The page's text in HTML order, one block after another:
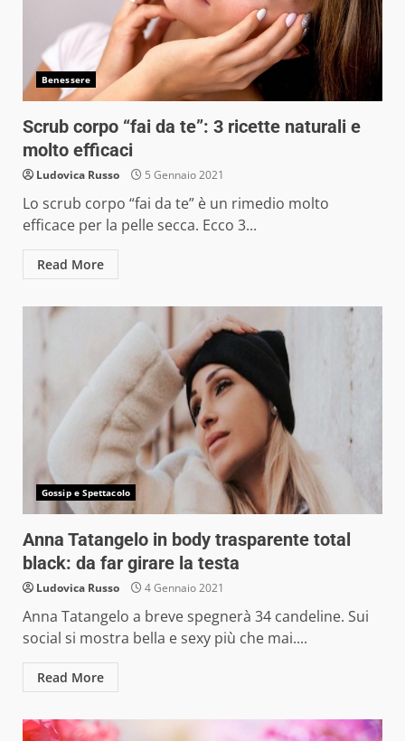
Benessere
Scrub corpo “fai da te”: 3 ricette naturali e
molto efficaci
Ludovica Russo 5 Gennaio 2021
Lo scrub corpo “fai da te” è un rimedio molto
efficace per la pelle secca. Ecco 3...
Read More
Gossip e Spettacolo
Anna Tatangelo in body trasparente total
black: da far girare la testa
Ludovica Russo 4 Gennaio 2021
Anna Tatangelo a breve spegnerà 34 candeline. Sui
social si mostra bella e sexy più che mai....
Read More